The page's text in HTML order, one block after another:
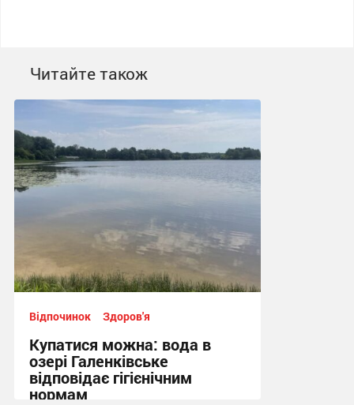
Читайте також
Відпочинок Здоров'я
Купатися можна: вода в
озері Галенківське
відповідає гігієнічним
нормам